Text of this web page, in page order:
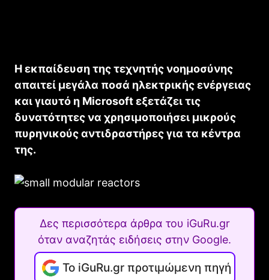
Η εκπαίδευση της τεχνητής νοημοσύνης
απαιτεί μεγάλα ποσά ηλεκτρικής ενέργειας
και γιαυτό η Microsoft εξετάζει τις
δυνατότητες να χρησιμοποιήσει μικρούς
πυρηνικούς αντιδραστήρες για τα κέντρα
της.
Δες περισσότερα άρθρα του iGuRu.gr
όταν αναζητάς ειδήσεις στην Google.
Το iGuRu.gr προτιμώμενη πηγή